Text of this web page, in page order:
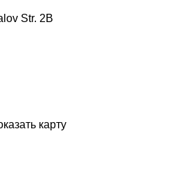
Str. 2B
карту